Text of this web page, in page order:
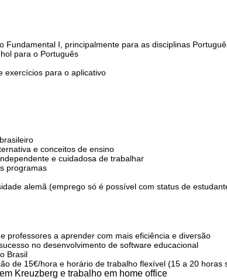
I, principalmente para as disciplinas
para o Português
exercícios para o aplicativo
e conceitos de ensino
e cuidadosa de trabalhar
programas
alemã (emprego só é possível com status de
professores a aprender com mais eficiência e diversão
no desenvolvimento de software educacional
Brasil
de 15€/hora e horário de trabalho flexível (15 a 20
Kreuzberg e trabalho em home office